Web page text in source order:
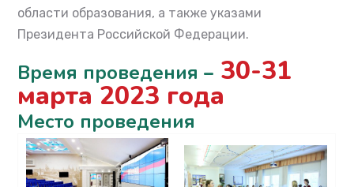
области образования, а также указами
Президента Российской Федерации.
Время проведения – 30-31
марта 2023 года
Место проведения